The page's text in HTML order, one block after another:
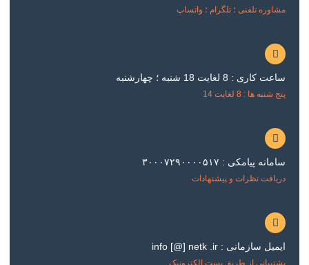
مشاوره تلفنی ؛ تلگرام ؛ واتساپ
ساعت کاری : 8 لغایت 18 شنبه ؛ چهارشنبه
پنج شنبه ها : 8 لغایت 14
سامانه پیامکی : ۳۰۰۰۷۲۹۰۰۰۰۵۱۷
دریافت نظرات و پیشنهادات
ایمیل سازمانی : info [@] netk .ir